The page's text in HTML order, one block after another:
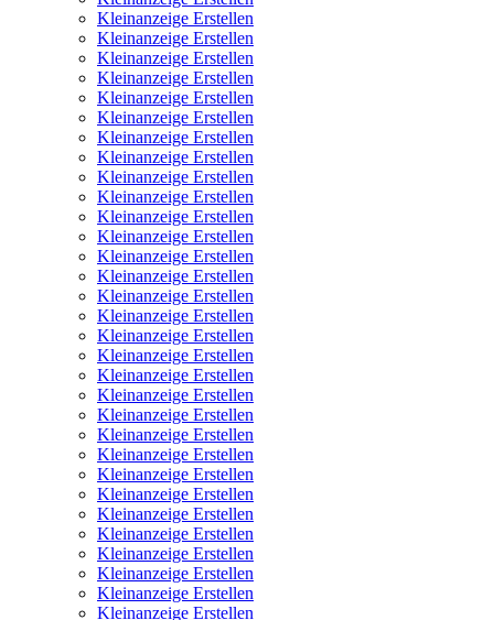
Kleinanzeige Erstellen
Kleinanzeige Erstellen
Kleinanzeige Erstellen
Kleinanzeige Erstellen
Kleinanzeige Erstellen
Kleinanzeige Erstellen
Kleinanzeige Erstellen
Kleinanzeige Erstellen
Kleinanzeige Erstellen
Kleinanzeige Erstellen
Kleinanzeige Erstellen
Kleinanzeige Erstellen
Kleinanzeige Erstellen
Kleinanzeige Erstellen
Kleinanzeige Erstellen
Kleinanzeige Erstellen
Kleinanzeige Erstellen
Kleinanzeige Erstellen
Kleinanzeige Erstellen
Kleinanzeige Erstellen
Kleinanzeige Erstellen
Kleinanzeige Erstellen
Kleinanzeige Erstellen
Kleinanzeige Erstellen
Kleinanzeige Erstellen
Kleinanzeige Erstellen
Kleinanzeige Erstellen
Kleinanzeige Erstellen
Kleinanzeige Erstellen
Kleinanzeige Erstellen
Kleinanzeige Erstellen